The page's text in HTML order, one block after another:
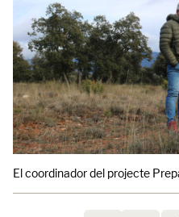
El coordinador del projecte